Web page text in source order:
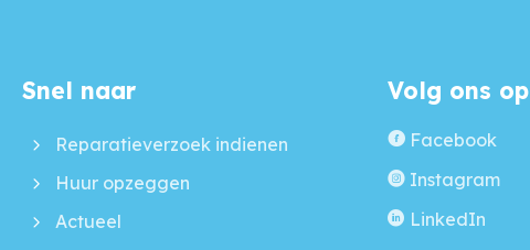
Contactinformatie
Snel naar
Reparatieverzoek indienen
Huur opzeggen
Actueel
Volg ons op
Facebook
Instagram
LinkedIn